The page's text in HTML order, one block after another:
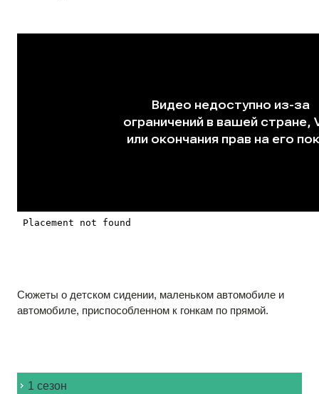
Сюжеты о детском сидении, маленьком автомобиле и
автомобиле, приспособленном к гонкам по прямой.
1 сезон